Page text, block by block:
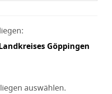
Göppingen
auswählen.